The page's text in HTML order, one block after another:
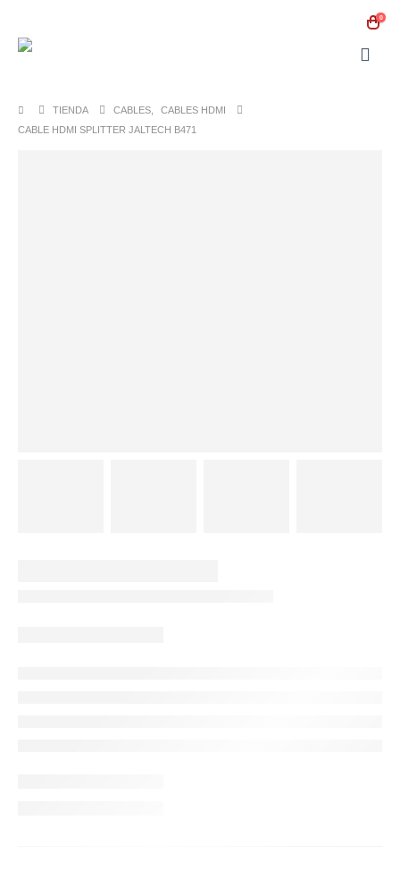
0
TIENDA CABLES
CABLES HDMI
CABLE HDMI SPLITTER JALTECH B471